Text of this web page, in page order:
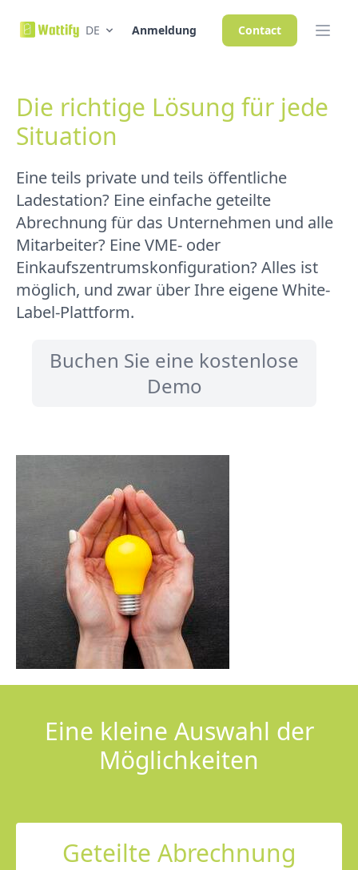
DE Anmeldung Contact
Die richtige Lösung für jede
Situation
Eine teils private und teils öffentliche
Ladestation? Eine einfache geteilte
Abrechnung für das Unternehmen und alle
Mitarbeiter? Eine VME- oder
Einkaufszentrumskonfiguration? Alles ist
möglich, und zwar über Ihre eigene White-
Label-Plattform.
Buchen Sie eine kostenlose
Demo
Eine kleine Auswahl der
Möglichkeiten
Geteilte Abrechnung